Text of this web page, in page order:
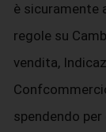
è sicuramente
regole su
vendita,
spendendo